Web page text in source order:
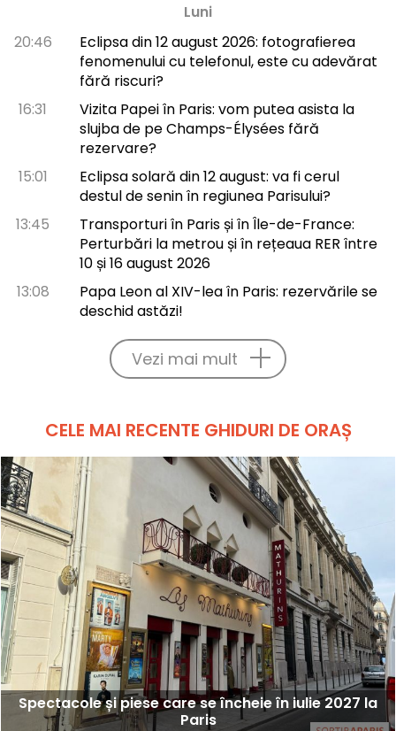
Luni
20:46
Eclipsa din 12 august 2026: fotografierea
fenomenului cu telefonul, este cu adevărat
fără riscuri?
16:31
Vizita Papei în Paris: vom putea asista la
slujba de pe Champs-Élysées fără
rezervare?
15:01
Eclipsa solară din 12 august: va fi cerul
destul de senin în regiunea Parisului?
13:45
Transporturi în Paris și în Île-de-France:
Perturbări la metrou și în rețeaua RER între
10 și 16 august 2026
13:08
Papa Leon al XIV-lea în Paris: rezervările se
deschid astăzi!
Vezi mai mult
CELE MAI RECENTE GHIDURI DE ORAȘ
Spectacole și piese care se încheie în iulie 2027 la
Paris